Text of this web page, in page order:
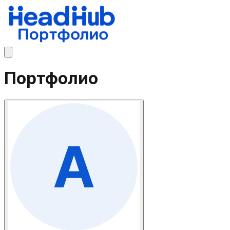
Портфолио